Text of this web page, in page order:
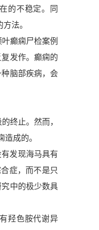
的不稳定。同
法。
癫痫尸检案例
发作。癫痫的
脑部疾病，会
终止。然而，
成的。
发现海马具有
症，而不是只
中的极少数具
羟色胺代谢异